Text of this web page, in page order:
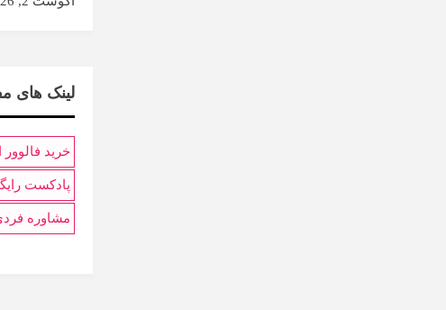
لینک های
خرید فالوور
پادکست
مشاوره